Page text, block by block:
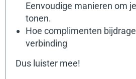
Eenvoudige manieren om
tonen.
Hoe complimenten
verbinding
Dus luister mee!